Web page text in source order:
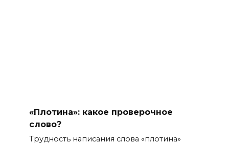
«Плотина»: какое проверочное
слово?
Трудность написания слова «плотина»